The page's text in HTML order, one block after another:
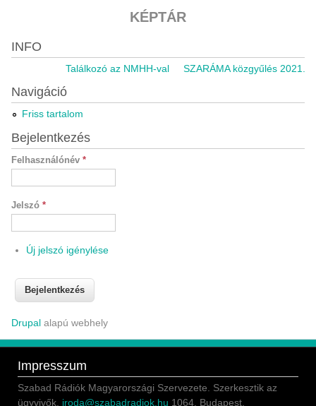
KÉPTÁR
INFO
Találkozó az NMHH-val SZARÁMA közgyűlés
Navigáció
Friss tartalom
Bejelentkezés
Felhasználónév *
Jelszó *
Új jelszó igénylése
Drupalalapú webhely
Impresszum
Szabad Rádiók Magyarországi Szervezete. Szerkesztik az
ügyvivők. iroda@szabadradiok.hu 1064, Budapest,